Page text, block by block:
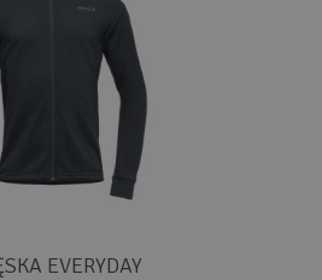
EVERYDAY